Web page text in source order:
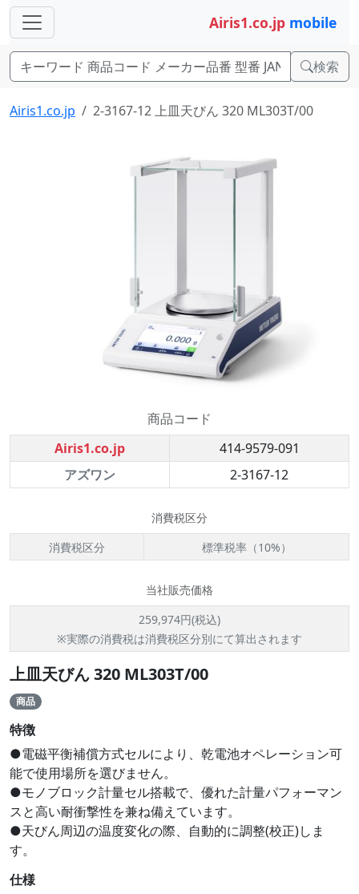
Airis1.co.jp mobile
検索
Airis1.co.jp 2-3167-12 上皿天びん 320 ML303T/00
商品コード
Airis1.co.jp
414-9579-091
アズワン
2-3167-12
消費税区分
消費税区分
標準税率（10%）
当社販売価格
259,974円(税込)
※実際の消費税は消費税区分別にて算出されます
上皿天びん 320 ML303T/00
商品
特徴
●電磁平衡補償方式セルにより、乾電池オペレーション可
能で使用場所を選びません。
●モノブロック計量セル搭載で、優れた計量パフォーマン
スと高い耐衝撃性を兼ね備えています。
●天びん周辺の温度変化の際、自動的に調整(校正)しま
す。
仕様